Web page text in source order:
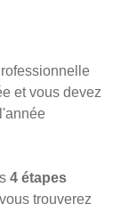
et vous devez
4 étapes
trouverez